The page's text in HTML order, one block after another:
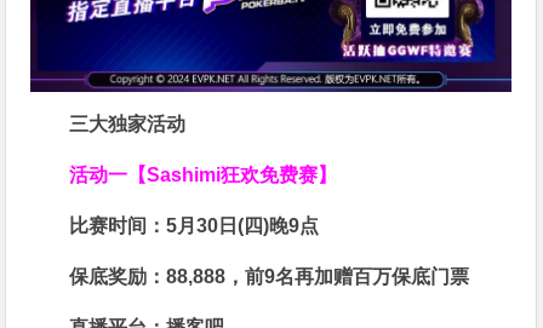
三大独家活动
活动一【Sashimi狂欢免费赛】
比赛时间：5月30日(四)晚9点
保底奖励：88,888 ，前9名再加赠百万保底门票